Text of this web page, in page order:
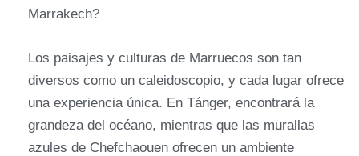
Marrakech?
Los paisajes y culturas de Marruecos son tan
diversos como un caleidoscopio, y cada lugar ofrece
una experiencia única. En Tánger, encontrará la
grandeza del océano, mientras que las murallas
azules de Chefchaouen ofrecen un ambiente